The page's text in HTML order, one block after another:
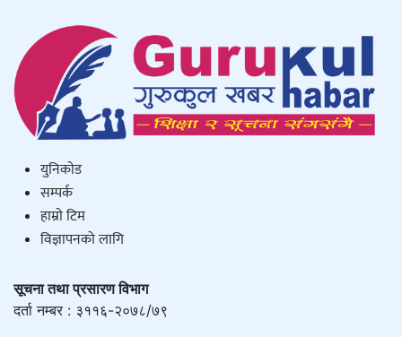
युनिकाेड
सम्पर्क
हाम्राे टिम
विज्ञापनको लागि
सूचना तथा प्रसारण विभाग
दर्ता नम्बर : ३११६-२०७८/७९